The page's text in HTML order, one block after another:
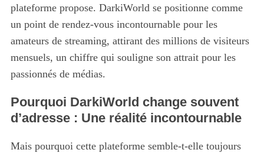
plateforme propose. DarkiWorld se positionne comme
un point de rendez-vous incontournable pour les
amateurs de streaming, attirant des millions de visiteurs
mensuels, un chiffre qui souligne son attrait pour les
passionnés de médias.
Pourquoi DarkiWorld change souvent
d’adresse : Une réalité incontournable
Mais pourquoi cette plateforme semble-t-elle toujours